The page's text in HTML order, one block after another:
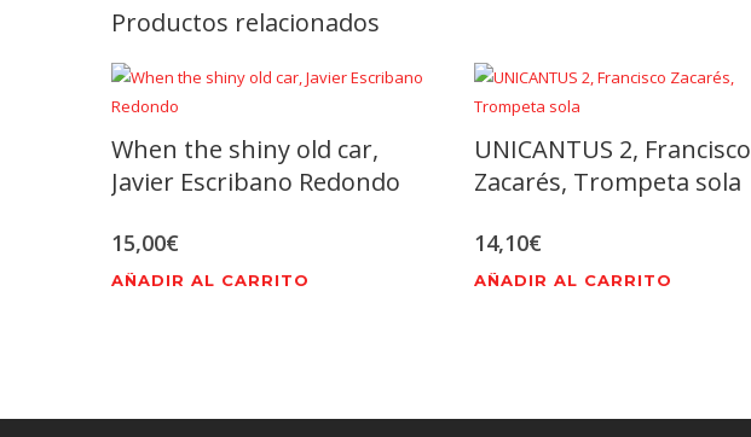
Productos relacionados
When the shiny old car,
Javier Escribano Redondo
15,00€
AÑADIR AL CARRITO
UNICANTUS 2, Francisco
Zacarés, Trompeta sola
14,10€
AÑADIR AL CARRITO